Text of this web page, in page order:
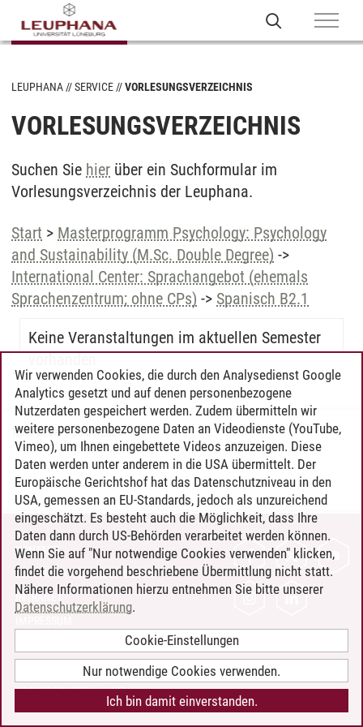
LEUPHANA SERVICE VORLESUNGSVERZEICHNIS
VORLESUNGSVERZEICHNIS
Suchen Sie hier über ein Suchformular im
Vorlesungsverzeichnis der Leuphana.
Start > Masterprogramm Psychology: Psychology
and Sustainability (M.Sc. Double Degree) ->
International Center: Sprachangebot (ehemals
Sprachenzentrum; ohne CPs) -> Spanisch B2.1
Keine Veranstaltungen im aktuellen Semester
vorhanden
Timo Leder/30.06.2024
KONTAKT
LEUPHANA ALS ARBEITGEBER
INTRANET
BARRIEREFREIHEIT
COOKIE-EINSTELLUNGEN
Wir verwenden Cookies, die durch den Analysedienst Google
Analytics gesetzt und auf denen personenbezogene
Nutzerdaten gespeichert werden. Zudem übermitteln wir
weitere personenbezogene Daten an Videodienste (YouTube,
Vimeo), um Ihnen eingebettete Videos anzuzeigen. Diese
Daten werden unter anderem in die USA übermittelt. Der
Europäische Gerichtshof hat das Datenschutzniveau in den
USA, gemessen an EU-Standards, jedoch als unzureichend
eingeschätzt. Es besteht auch die Möglichkeit, dass Ihre
Daten dann durch US-Behörden verarbeitet werden können.
Wenn Sie auf "Nur notwendige Cookies verwenden" klicken,
findet die vorgehend beschriebene Übermittlung nicht statt.
Nähere Informationen hierzu entnehmen Sie bitte unserer
Datenschutzerklärung.
Cookie-Einstellungen
Nur notwendige Cookies verwenden.
Ich bin damit einverstanden.